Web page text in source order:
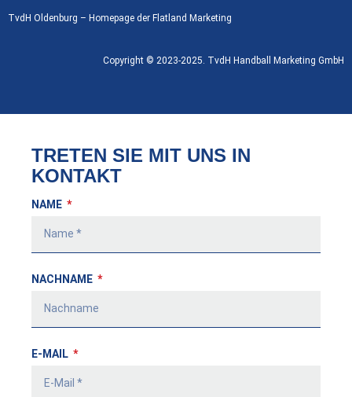
TvdH Oldenburg – Homepage der Flatland Marketing
Copyright © 2023-2025. TvdH Handball Marketing GmbH
TRETEN SIE MIT UNS IN
KONTAKT
NAME
NACHNAME
E-MAIL